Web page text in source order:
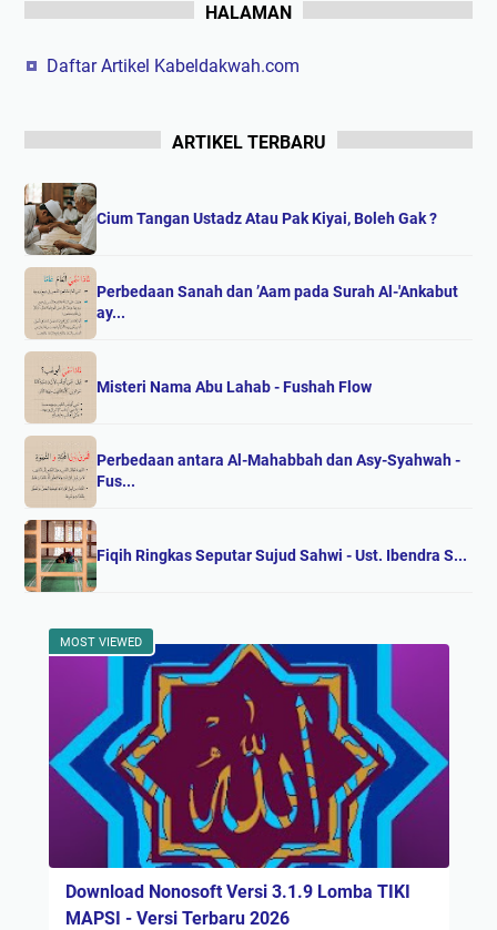
HALAMAN
Daftar Artikel Kabeldakwah.com
ARTIKEL TERBARU
Cium Tangan Ustadz Atau Pak Kiyai, Boleh Gak ?
Perbedaan Sanah dan ’Aam pada Surah Al-'Ankabut
ay...
Misteri Nama Abu Lahab - Fushah Flow
Perbedaan antara Al-Mahabbah dan Asy-Syahwah -
Fus...
Fiqih Ringkas Seputar Sujud Sahwi - Ust. Ibendra S...
MOST VIEWED
Download Nonosoft Versi 3.1.9 Lomba TIKI
MAPSI - Versi Terbaru 2026